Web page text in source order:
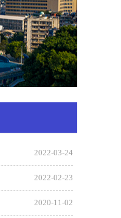
2022-03-24
2022-02-23
2020-11-02